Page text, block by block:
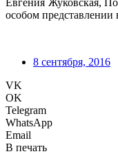
особом
8 сентября, 2016
VK
OK
Telegram
WhatsApp
Email
В печать